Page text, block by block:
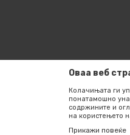
што е можно попрецизни во
и самите цени, но не
Оваа веб
Колачињата ги
понатамошно
содржините и
на користењето
Прикажи повеќе